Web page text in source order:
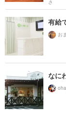
有給
お
なに